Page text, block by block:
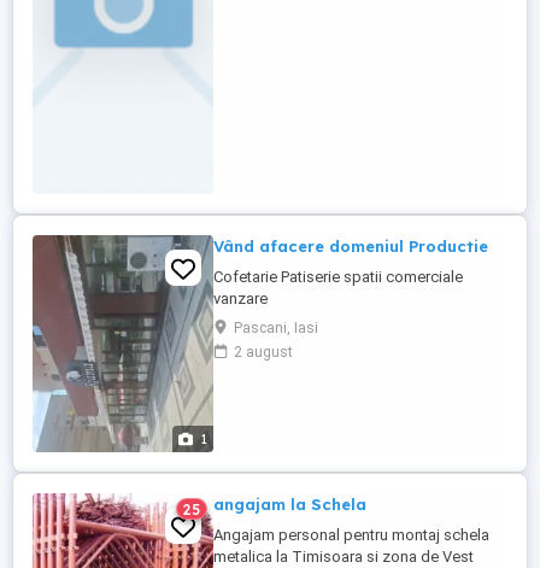
1
Vând afacere domeniul Productie
Cofetarie Patiserie spatii comerciale
vanzare
Pascani, Iasi
2 august
25 angajam la Schela
Angajam personal pentru montaj schela
metalica la Timisoara si zona de Vest